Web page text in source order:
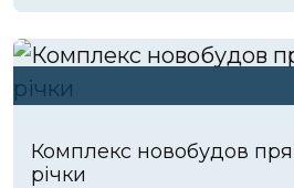
Комплекс новобудов
річки